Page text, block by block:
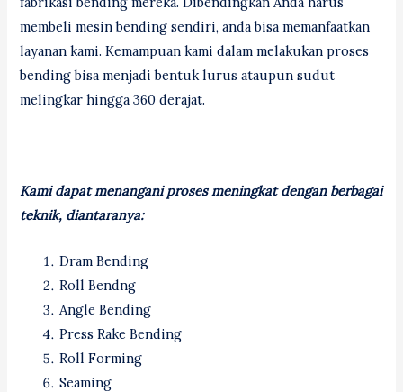
membeli mesin bending sendiri, anda bisa memanfaatkan
layanan kami. Kemampuan kami dalam melakukan proses
bending bisa menjadi bentuk lurus ataupun sudut
melingkar hingga 360 derajat.
Kami dapat menangani proses meningkat dengan berbagai
teknik, diantaranya:
Dram Bending
Roll Bendng
Angle Bending
Press Rake Bending
Roll Forming
Seaming